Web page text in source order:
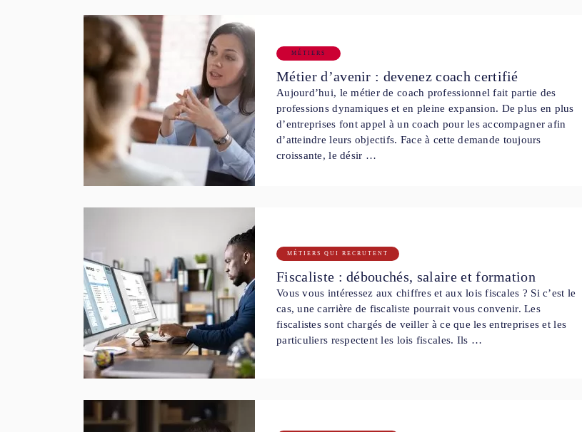
MÉTIERS
Métier d’avenir : devenez coach certifié
Aujourd’hui, le métier de coach professionnel fait partie des
professions dynamiques et en pleine expansion. De plus en plus
d’entreprises font appel à un coach pour les accompagner afin
d’atteindre leurs objectifs. Face à cette demande toujours
croissante, le désir …
MÉTIERS QUI RECRUTENT
Fiscaliste : débouchés, salaire et formation
Vous vous intéressez aux chiffres et aux lois fiscales ? Si c’est le
cas, une carrière de fiscaliste pourrait vous convenir. Les
fiscalistes sont chargés de veiller à ce que les entreprises et les
particuliers respectent les lois fiscales. Ils …